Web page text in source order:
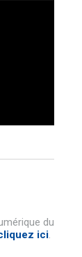
du
ici.